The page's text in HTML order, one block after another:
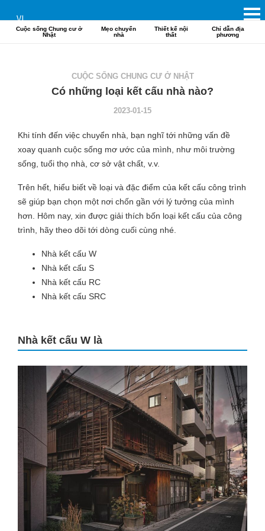
Cuộc sống Chung cư ở
Nhật
Mẹo chuyển
nhà
Thiết kế nội
thất
Chỉ dẫn địa
phương
VI
CUỘC SỐNG CHUNG CƯ Ở NHẬT
Có những loại kết cấu nhà nào?
2023-01-15
Khi tính đến việc chuyển nhà, bạn nghĩ tới những vấn đề
xoay quanh cuộc sống mơ ước của mình, như môi trường
sống, tuổi thọ nhà, cơ sở vật chất, v.v.
Trên hết, hiểu biết về loại và đặc điểm của kết cấu công trình
sẽ giúp bạn chọn một nơi chốn gần với lý tưởng của mình
hơn. Hôm nay, xin được giải thích bốn loại kết cấu của công
trình, hãy theo dõi tới dòng cuối cùng nhé.
Nhà kết cấu W
Nhà kết cấu S
Nhà kết cấu RC
Nhà kết cấu SRC
Nhà kết cấu W là